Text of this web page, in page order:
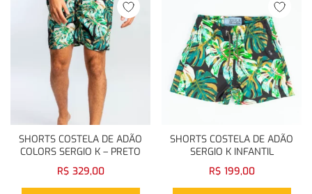
SHORTS COSTELA DE ADÃO
COLORS SERGIO K – PRETO
R$ 329,00
SHORTS COSTELA DE ADÃO
SERGIO K INFANTIL
R$ 199,00
Remember me
Lost password?